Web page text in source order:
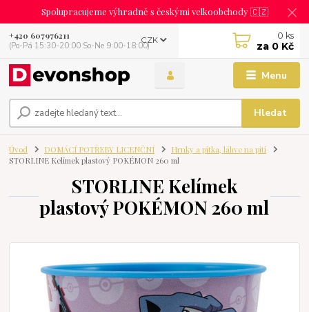
Spolupracujeme výhradně s českými velkoobchody 🇨🇿
Menu
CZK
Hledat
+420 607976211
(Po-Pá 15:30-20:00 So-Ne 9:00-18:00)
0 ks
za 0 Kč
Úvod DOMÁCÍ POTŘEBY LICENČNÍ
Hrnky a pítka, láhve na pití
STORLINE Kelímek plastový POKÉMON 260 ml
STORLINE Kelímek
plastový POKÉMON 260 ml